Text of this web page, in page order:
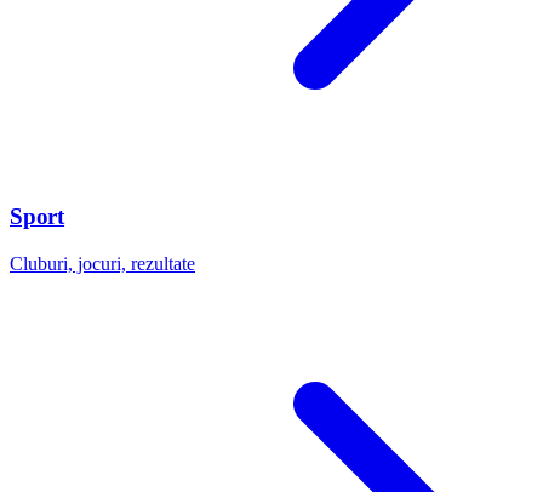
Sport
Cluburi, jocuri, rezultate